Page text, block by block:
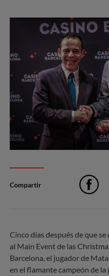
Compartir
Cinco días después de que
al Main Event de las
Barcelona, el jugador de
en el flamante campeón de